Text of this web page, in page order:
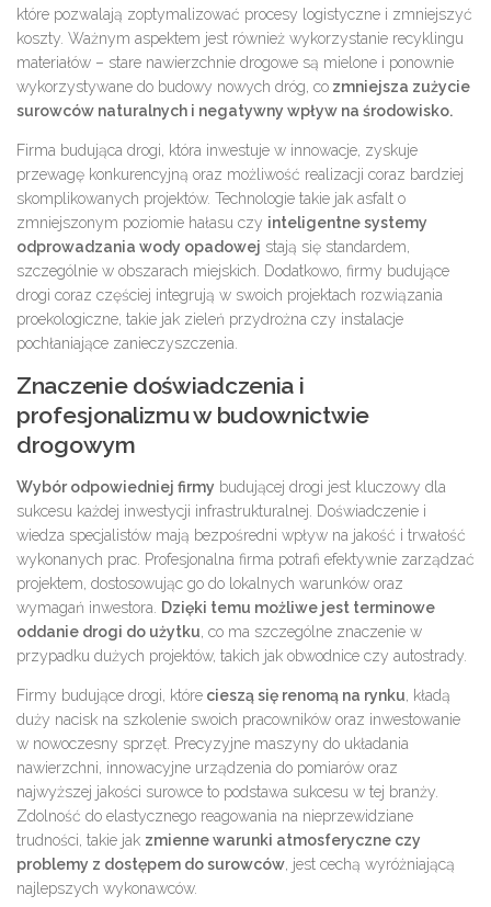
które pozwalają zoptymalizować procesy logistyczne i zmniejszyć
koszty. Ważnym aspektem jest również wykorzystanie recyklingu
materiałów – stare nawierzchnie drogowe są mielone i ponownie
wykorzystywane do budowy nowych dróg, co zmniejsza zużycie
surowców naturalnych i negatywny wpływ na środowisko.
Firma budująca drogi, która inwestuje w innowacje, zyskuje
przewagę konkurencyjną oraz możliwość realizacji coraz bardziej
skomplikowanych projektów. Technologie takie jak asfalt o
zmniejszonym poziomie hałasu czy inteligentne systemy
odprowadzania wody opadowej stają się standardem,
szczególnie w obszarach miejskich. Dodatkowo, firmy budujące
drogi coraz częściej integrują w swoich projektach rozwiązania
proekologiczne, takie jak zieleń przydrożna czy instalacje
pochłaniające zanieczyszczenia.
Znaczenie doświadczenia i
profesjonalizmu w budownictwie
drogowym
Wybór odpowiedniej firmy budującej drogi jest kluczowy dla
sukcesu każdej inwestycji infrastrukturalnej. Doświadczenie i
wiedza specjalistów mają bezpośredni wpływ na jakość i trwałość
wykonanych prac. Profesjonalna firma potrafi efektywnie zarządzać
projektem, dostosowując go do lokalnych warunków oraz
wymagań inwestora.
Dzięki temu możliwe jest terminowe
oddanie drogi do użytku , co ma szczególne znaczenie w
przypadku dużych projektów, takich jak obwodnice czy autostrady.
Firmy budujące drogi, które cieszą się renomą na rynku , kładą
duży nacisk na szkolenie swoich pracowników oraz inwestowanie
w nowoczesny sprzęt. Precyzyjne maszyny do układania
nawierzchni, innowacyjne urządzenia do pomiarów oraz
najwyższej jakości surowce to podstawa sukcesu w tej branży.
Zdolność do elastycznego reagowania na nieprzewidziane
trudności, takie jak zmienne warunki atmosferyczne czy
problemy z dostępem do surowców , jest cechą wyróżniającą
najlepszych wykonawców.